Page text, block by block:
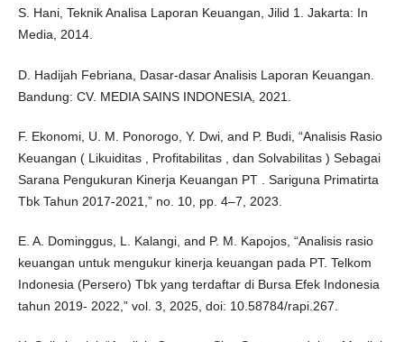
S. Hani, Teknik Analisa Laporan Keuangan, Jilid 1. Jakarta: In
Media, 2014.
D. Hadijah Febriana, Dasar-dasar Analisis Laporan Keuangan.
Bandung: CV. MEDIA SAINS INDONESIA, 2021.
F. Ekonomi, U. M. Ponorogo, Y. Dwi, and P. Budi, “Analisis Rasio
Keuangan ( Likuiditas , Profitabilitas , dan Solvabilitas ) Sebagai
Sarana Pengukuran Kinerja Keuangan PT . Sariguna Primatirta
Tbk Tahun 2017-2021,” no. 10, pp. 4–7, 2023.
E. A. Dominggus, L. Kalangi, and P. M. Kapojos, “Analisis rasio
keuangan untuk mengukur kinerja keuangan pada PT. Telkom
Indonesia (Persero) Tbk yang terdaftar di Bursa Efek Indonesia
tahun 2019- 2022,” vol. 3, 2025, doi: 10.58784/rapi.267.